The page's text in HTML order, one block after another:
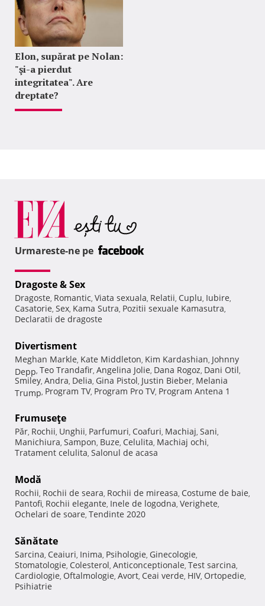
Elon, supărat pe Nolan:
"şi-a pierdut
integritatea". Are
dreptate?
Urmareste-ne pe
Dragoste & Sex
Dragoste, Romantic, Viata sexuala, Relatii, Cuplu, Iubire,
Casatorie, Sex, Kama Sutra, Pozitii sexuale Kamasutra,
Declaratii de dragoste
Divertisment
Meghan Markle, Kate Middleton, Kim Kardashian, Johnny
Depp, Teo Trandafir, Angelina Jolie, Dana Rogoz, Dani Otil,
Smiley, Andra, Delia, Gina Pistol, Justin Bieber, Melania
Trump, Program TV, Program Pro TV, Program Antena 1
Frumuseţe
Păr, Rochii, Unghii, Parfumuri, Coafuri, Machiaj, Sani,
Manichiura, Sampon, Buze, Celulita, Machiaj ochi,
Tratament celulita, Salonul de acasa
Modă
Rochii, Rochii de seara, Rochii de mireasa, Costume de baie,
Pantofi, Rochii elegante, Inele de logodna, Verighete,
Ochelari de soare, Tendinte 2020
Sănătate
Sarcina, Ceaiuri, Inima, Psihologie, Ginecologie,
Stomatologie, Colesterol, Anticonceptionale, Test sarcina,
Cardiologie, Oftalmologie, Avort, Ceai verde, HIV, Ortopedie,
Psihiatrie